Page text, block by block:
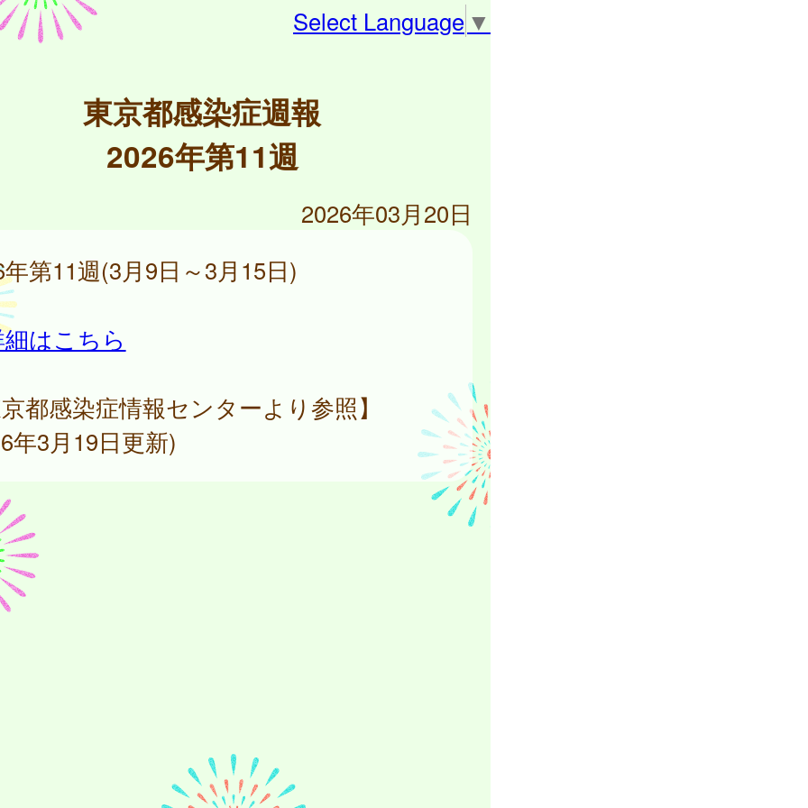
Select Language ▼
東京都感染症週報
2026年第11週
2026年03月20日
第11週(3月9日～3月15日)
はこちら
都感染症情報センターより参照】
年3月19日更新)